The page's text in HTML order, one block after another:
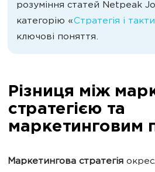
розуміння статей Netpeak
категорію «Стратегія і
ключові поняття.
Різниця між
стратегією та
маркетинговим
Маркетингова стратегія